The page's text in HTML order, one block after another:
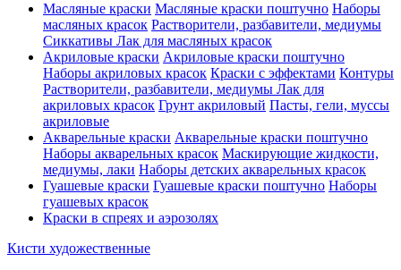
Масляные краски Масляные краски поштучно Наборы
масляных красок Растворители, разбавители, медиумы
Сиккативы Лак для масляных красок
Акриловые краски Акриловые краски поштучно
Наборы акриловых красок Краски с эффектами Контуры
Растворители, разбавители, медиумы Лак для
акриловых красок Грунт акриловый Пасты, гели, муссы
акриловые
Акварельные краски Акварельные краски поштучно
Наборы акварельных красок Маскирующие жидкости,
медиумы, лаки Наборы детских акварельных красок
Гуашевые краски Гуашевые краски поштучно Наборы
гуашевых красок
Краски в спреях и аэрозолях
Кисти художественные